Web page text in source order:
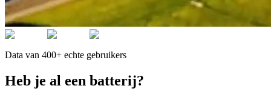
Data van 400+ echte gebruikers
Heb je al een batterij?